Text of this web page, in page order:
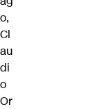
o,
Cl
au
di
o
Or